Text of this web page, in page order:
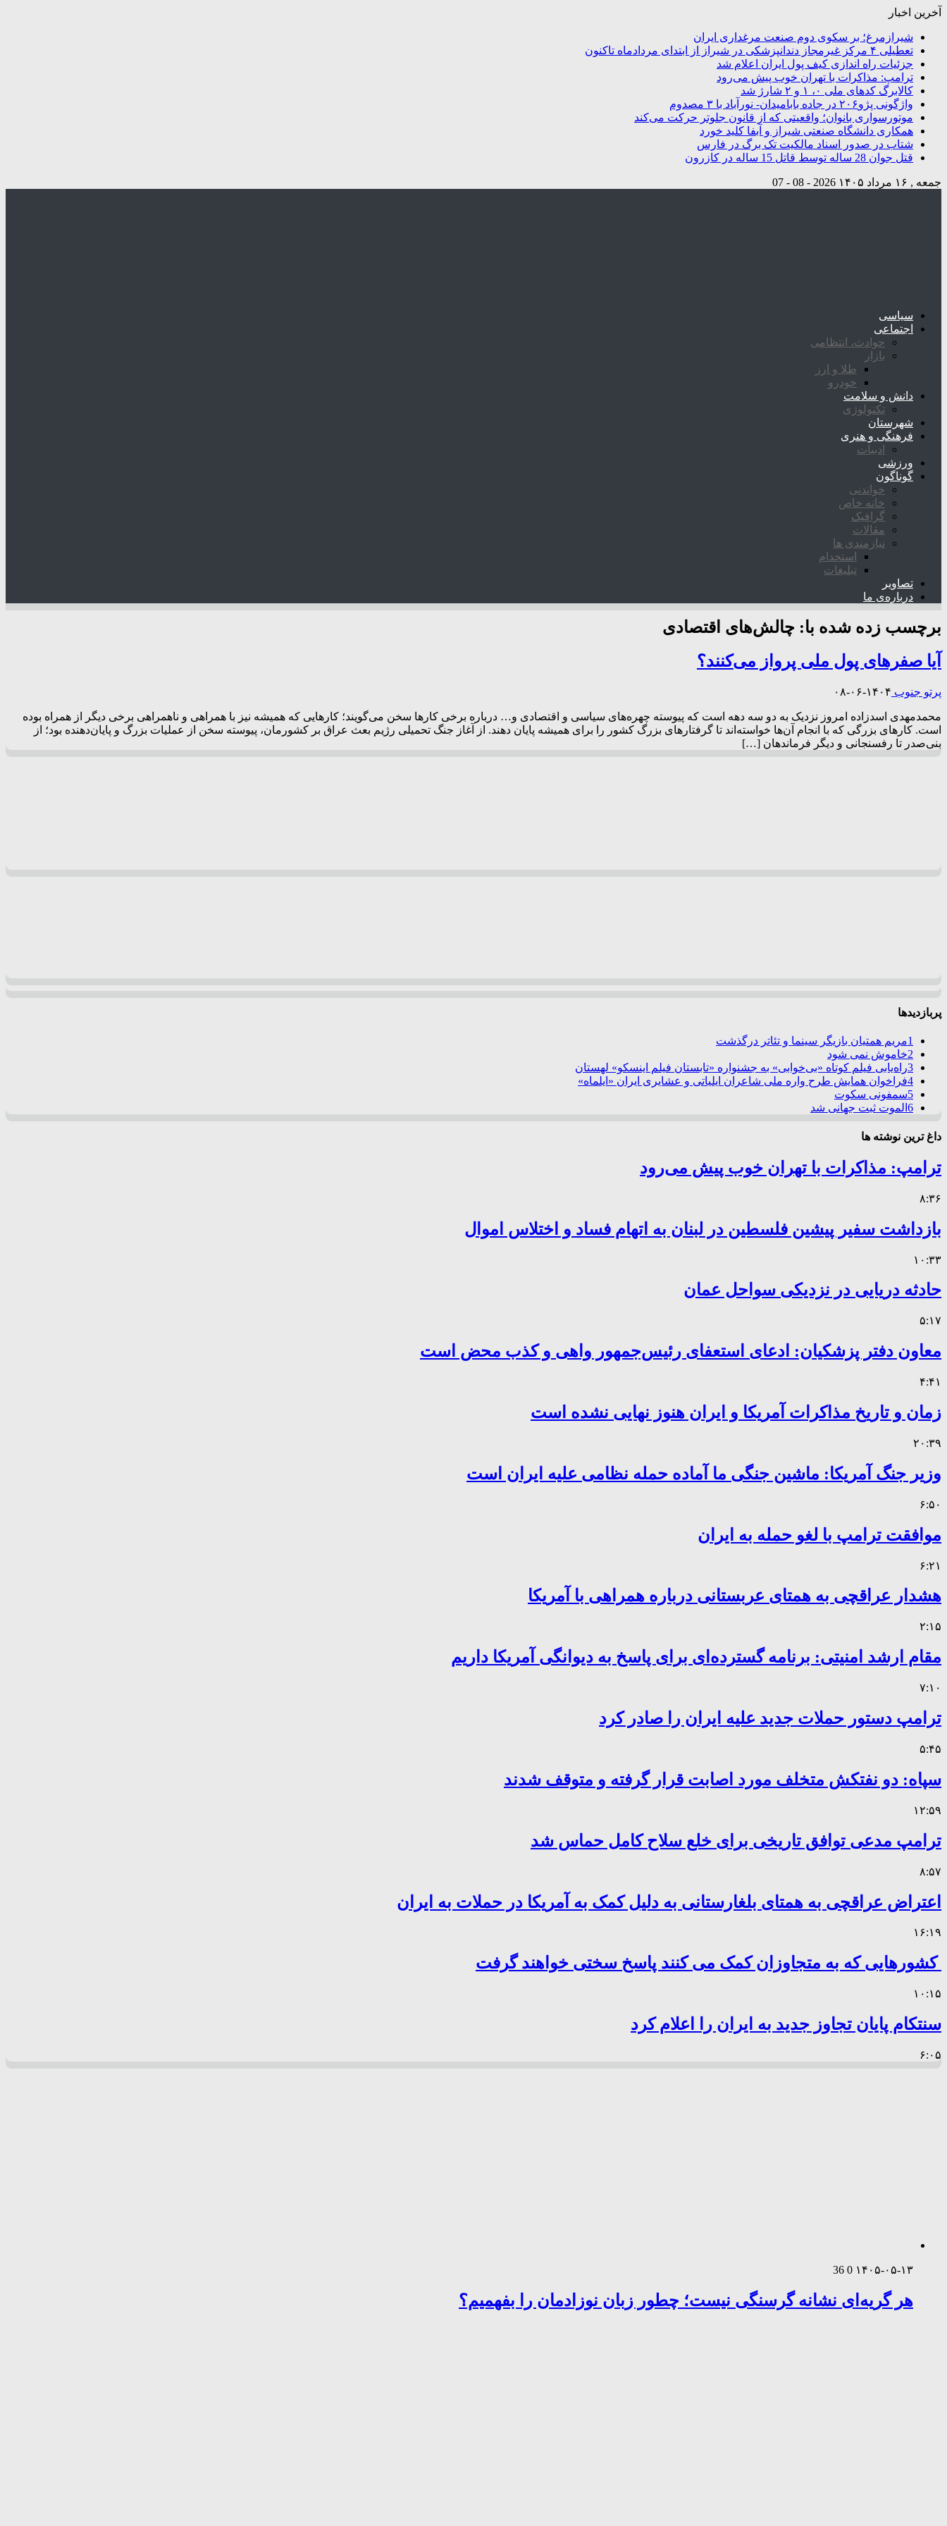
آخرین اخبار
شیرازمرغ؛ بر سکوی دوم صنعت مرغداری ایران
تعطیلی ۴ مرکز غیرمجاز دندانپزشکی در شیراز از ابتدای مردادماه تاکنون
جزئیات راه اندازی کیف پول ایران اعلام شد
ترامپ: مذاکرات با تهران خوب پیش می‌رود
کالابرگ کدهای ملی ۰، ۱ و ۲ شارژ شد
واژگونی پژو۲۰۶ در جاده بابامیدان- نورآباد با ۳ مصدوم
موتورسواری بانوان؛ واقعیتی که از قانون جلوتر حرکت می‌کند
همکاری دانشگاه صنعتی شیراز و آبفا کلید خورد
شتاب در صدور اسناد مالکیت تک برگ در فارس
قتل جوان 28 ساله توسط قاتل 15 ساله در کازرون
جمعه , ۱۶ مرداد ۱۴۰۵ 2026 - 08 - 07
سیاسی
اجتماعی
حوادث، انتظامی
بازار
طلا و ارز
خودرو
دانش و سلامت
تکنولوژی
شهرستان
فرهنگی و هنری
ادبیات
ورزشی
گوناگون
خواندنی
خانه خاص
گرافیک
مقالات
نیازمندی ها
استخدام
تبلیغات
تصاویر
درباره‌ی ما
برچسب زده شده با: چالش‌های اقتصادی
آیا صفرهای پول ملی پرواز می‌کنند؟
پرتو جنوب ۱۴۰۴-۰۶-۰۸
محمدمهدی اسدزاده امروز نزدیک به دو سه دهه است که پیوسته چهره‌های سیاسی و اقتصادی و… درباره برخی کارها سخن می‌گویند؛ کارهایی که همیشه نیز با همراهی و ناهمراهی برخی دیگر از همراه بوده
است. کارهای بزرگی که با انجام آن‌ها خواسته‌اند تا گرفتارهای بزرگ کشور را برای همیشه پایان دهند. از آغاز جنگ تحمیلی رژیم بعث عراق بر کشورمان، پیوسته سخن از عملیات بزرگ و پایان‌دهنده بود؛ از
بنی‌صدر تا رفسنجانی و دیگر فرماندهان […]
پربازدیدها
1مریم همتیان بازیگر سینما و تئاتر درگذشت
2خاموش نمی شود
3راه‌یابی فیلم کوتاه «بی‌خوابی» به جشنواره «تابستان فیلم اینسکو» لهستان
4فراخوان همایش طرح واره ملی شاعران ایلیاتی و عشایری ایران «ایلماه»
5سمفونی سکوت
6 الموت ثبت جهانی شد
داغ ترین نوشته ها
ترامپ: مذاکرات با تهران خوب پیش می‌رود
۸:۳۶
بازداشت سفیر پیشین فلسطین در لبنان به اتهام فساد و اختلاس اموال
۱۰:۳۳
حادثه دریایی در نزدیکی سواحل عمان
۵:۱۷
معاون دفتر پزشکیان: ادعای استعفای رئیس‌جمهور واهی و کذب محض است
۴:۴۱
زمان و تاریخ مذاکرات آمریکا و ایران هنوز نهایی نشده است
۲۰:۳۹
وزیر جنگ آمریکا: ماشین جنگی ما آماده حمله نظامی علیه ایران است
۶:۵۰
موافقت ترامپ با لغو حمله به ایران
۶:۲۱
هشدار عراقچی به همتای عربستانی درباره همراهی با آمریکا
۲:۱۵
مقام ارشد امنیتی: برنامه گسترده‌ای برای پاسخ به دیوانگی آمریکا داریم
۷:۱۰
ترامپ دستور حملات جدید علیه ایران را صادر کرد
۵:۴۵
سپاه: دو نفتکش متخلف مورد اصابت قرار گرفته و متوقف شدند
۱۲:۵۹
ترامپ مدعی توافق تاریخی برای خلع سلاح کامل حماس شد
۸:۵۷
اعتراض عراقچی به همتای بلغارستانی به دلیل کمک به آمریکا در حملات به ایران
۱۶:۱۹
کشورهایی که به متجاوزان کمک می کنند پاسخ سختی خواهند گرفت
۱۰:۱۵
سنتکام پایان تجاوز جدید به ایران را اعلام کرد
۶:۰۵
۱۴۰۵-۰۵-۱۳ 0
36
هر گریه‌ای نشانه گرسنگی نیست؛ چطور زبان نوزادمان را بفهمیم؟